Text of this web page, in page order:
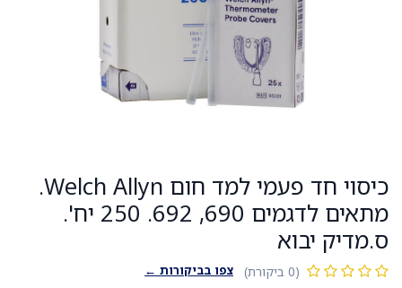
כיסוי חד פעמי למד חום Welch Allyn.
מתאים לדגמים 690, 692. 250 יח'.
ס.מדיק יבוא
(0 ביקורת) צפו בביקורות ←